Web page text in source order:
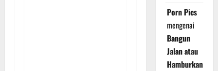
Porn Pics
mengenai
Bangun
Jalan atau
Hamburkan